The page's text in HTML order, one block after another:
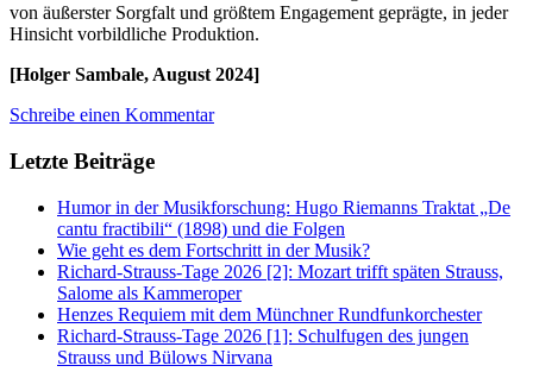
von äußerster Sorgfalt und größtem Engagement geprägte, in jeder
Hinsicht vorbildliche Produktion.
[Holger Sambale, August 2024]
Schreibe einen Kommentar
Letzte Beiträge
Humor in der Musikforschung: Hugo Riemanns Traktat „De
cantu fractibili“ (1898) und die Folgen
Wie geht es dem Fortschritt in der Musik?
Richard-Strauss-Tage 2026 [2]: Mozart trifft späten Strauss,
Salome als Kammeroper
Henzes Requiem mit dem Münchner Rundfunkorchester
Richard-Strauss-Tage 2026 [1]: Schulfugen des jungen
Strauss und Bülows Nirvana